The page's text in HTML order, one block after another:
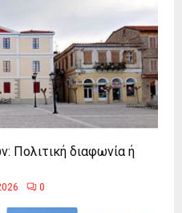
Πολιτική διαφωνία ή
0